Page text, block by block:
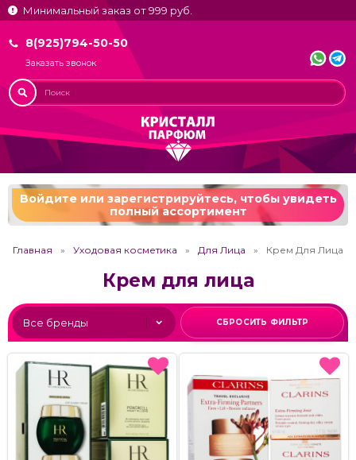
Минимальный заказ от 999 руб.
8(925)794-50-50
Заказать звонок
Войдите или зарегистрируйтесь,чтобы увидеть
полный ассортимент
Главная Уходовая косметика Для Лица Крем Для Лица
Крем для лица
СБРОСИТЬ ФИЛЬТР